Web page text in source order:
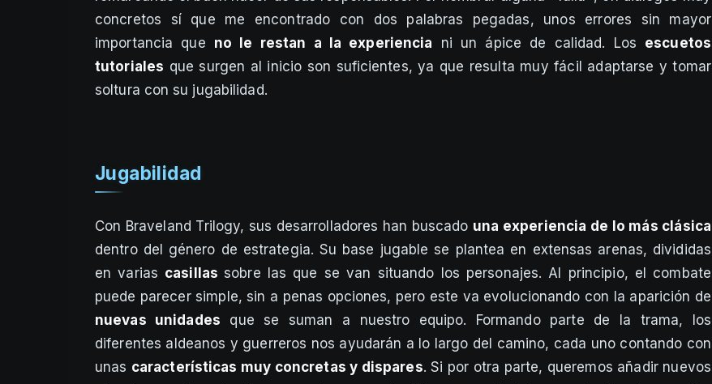
concretos sí que me encontrado con dos palabras pegadas, unos errores sin mayor
importancia que no le restan a la experiencia ni un ápice de calidad. Los escuetos
tutoriales que surgen al inicio son suficientes, ya que resulta muy fácil adaptarse y tomar
soltura con su jugabilidad.
Jugabilidad
Con Braveland Trilogy, sus desarrolladores han buscado una experiencia de lo más clásica
dentro del género de estrategia. Su base jugable se plantea en extensas arenas, divididas
en varias casillassobre las que se van situando los personajes. Al principio, el combate
puede parecer simple, sin a penas opciones, pero este va evolucionando con la aparición de
nuevas unidades que se suman a nuestro equipo. Formando parte de la trama, los
diferentes aldeanos y guerreros nos ayudarán a lo largo del camino, cada uno contando con
unas características muy concretas y dispares. Si por otra parte, queremos añadir nuevos